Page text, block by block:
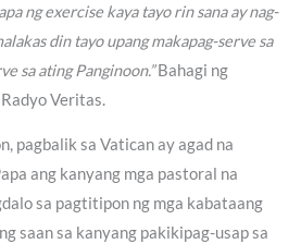
ng exercise kaya tayo rin sana ay nag-
din tayo upang makapag-serve sa
sa ating Panginoon.”Bahagi ng
Veritas.
pagbalik sa Vatican ay agad na
ang kanyang mga pastoral na
sa pagtitipon ng mga kabataang
saan sa kanyang pakikipag-usap sa